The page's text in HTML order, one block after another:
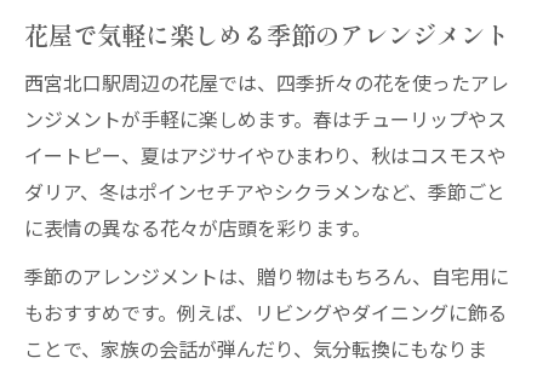
花屋で気軽に楽しめる季節のアレンジメント
西宮北口駅周辺の花屋では、四季折々の花を使ったアレ
ンジメントが手軽に楽しめます。春はチューリップやス
イートピー、夏はアジサイやひまわり、秋はコスモスや
ダリア、冬はポインセチアやシクラメンなど、季節ごと
に表情の異なる花々が店頭を彩ります。
季節のアレンジメントは、贈り物はもちろん、自宅用に
もおすすめです。例えば、リビングやダイニングに飾る
ことで、家族の会話が弾んだり、気分転換にもなりま